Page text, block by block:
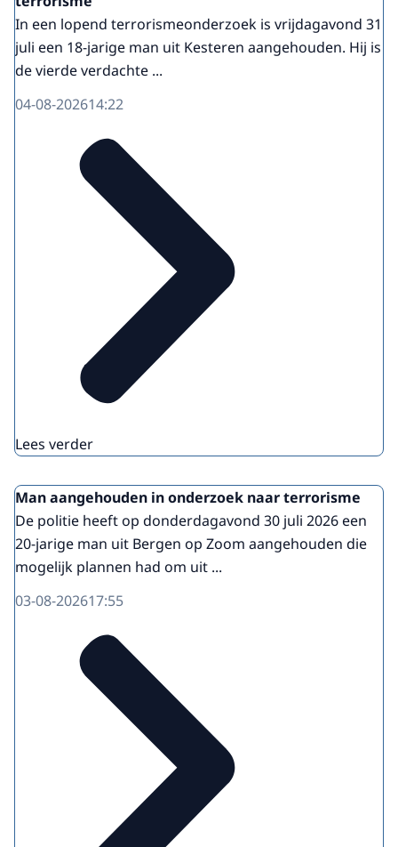
In een lopend terrorismeonderzoek is vrijdagavond 31
juli een 18-jarige man uit Kesteren aangehouden. Hij is
de vierde verdachte ...
04-08-202614:22
Lees verder
Man aangehouden in onderzoek naar terrorisme
De politie heeft op donderdagavond 30 juli 2026 een
20-jarige man uit Bergen op Zoom aangehouden die
mogelijk plannen had om uit ...
03-08-202617:55